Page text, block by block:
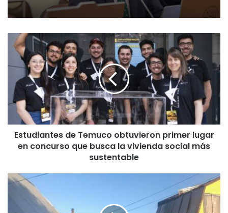
a
t
T
Estudiantes de Temuco obtuvieron primer lugar
en concurso que busca la vivienda social más
sustentable
D